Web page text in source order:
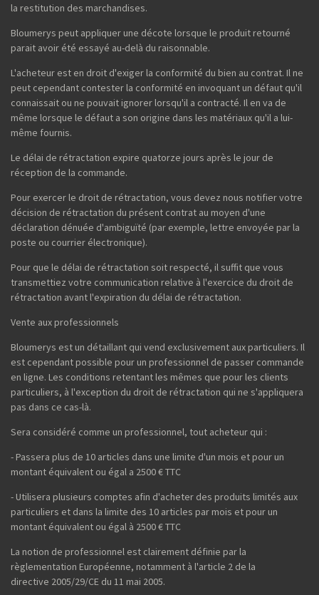
la restitution des marchandises.
Bloumerys peut appliquer une décote lorsque le produit retourné
parait avoir été essayé au-delà du raisonnable.
L'acheteur est en droit d'exiger la conformité du bien au contrat. Il ne
peut cependant contester la conformité en invoquant un défaut qu'il
connaissait ou ne pouvait ignorer lorsqu'il a contracté. Il en va de
même lorsque le défaut a son origine dans les matériaux qu'il a lui-
même fournis.
Le délai de rétractation expire quatorze jours après le jour de
réception de la commande.
Pour exercer le droit de rétractation, vous devez nous notifier votre
décision de rétractation du présent contrat au moyen d'une
déclaration dénuée d'ambiguïté (par exemple, lettre envoyée par la
poste ou courrier électronique).
Pour que le délai de rétractation soit respecté, il suffit que vous
transmettiez votre communication relative à l'exercice du droit de
rétractation avant l'expiration du délai de rétractation.
Vente aux professionnels
Bloumerys est un détaillant qui vend exclusivement aux particuliers. Il
est cependant possible pour un professionnel de passer commande
en ligne. Les conditions retentant les mêmes que pour les clients
particuliers, à l'exception du droit de rétractation qui ne s'appliquera
pas dans ce cas-là.
Sera considéré comme un professionnel, tout acheteur qui :
- Passera plus de 10 articles dans une limite d'un mois et pour un
montant équivalent ou égal a 2500 € TTC
- Utilisera plusieurs comptes afin d'acheter des produits limités aux
particuliers et dans la limite des 10 articles par mois et pour un
montant équivalent ou égal à 2500 € TTC
La notion de professionnel est clairement définie par la
règlementation Européenne, notamment à l'article 2 de la
directive 2005/29/CE du 11 mai 2005.